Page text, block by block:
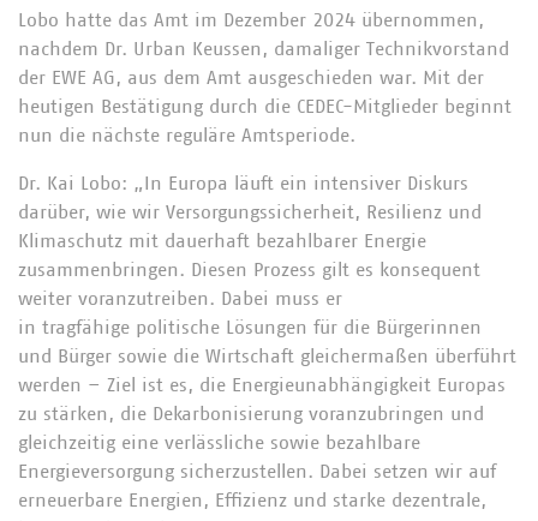
Lobo hatte das Amt im Dezember 2024 übernommen,
nachdem Dr. Urban Keussen, damaliger Technikvorstand
der EWE AG, aus dem Amt ausgeschieden war. Mit der
heutigen Bestätigung durch die CEDEC-Mitglieder beginnt
nun die nächste reguläre Amtsperiode.
Dr. Kai Lobo: „In Europa läuft ein intensiver Diskurs
darüber, wie wir Versorgungssicherheit, Resilienz und
Klimaschutz mit dauerhaft bezahlbarer Energie
zusammenbringen. Diesen Prozess gilt es konsequent
weiter voranzutreiben. Dabei muss er
in tragfähige politische Lösungen für die Bürgerinnen
und Bürger sowie die Wirtschaft gleichermaßen überführt
werden – Ziel ist es, die Energieunabhängigkeit Europas
zu stärken, die Dekarbonisierung voranzubringen und
gleichzeitig eine verlässliche sowie bezahlbare
Energieversorgung sicherzustellen. Dabei setzen wir auf
erneuerbare Energien, Effizienz und starke dezentrale,